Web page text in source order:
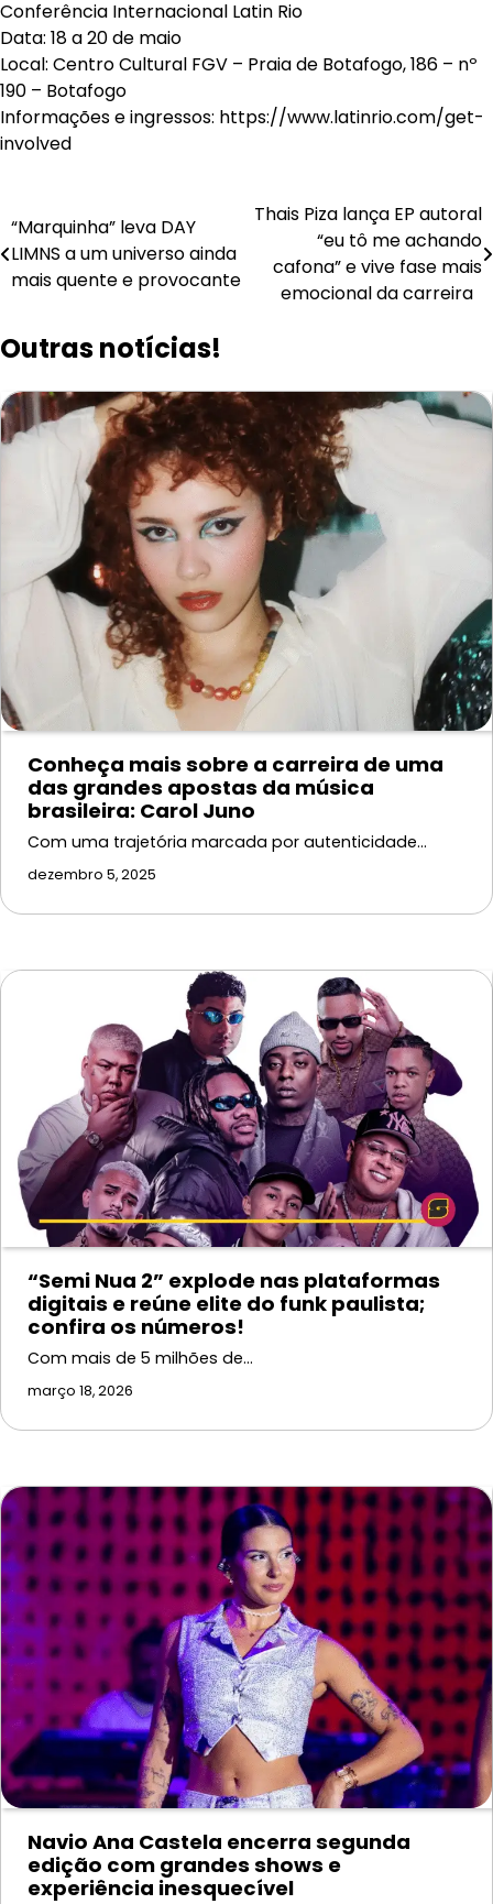
Conferência Internacional Latin Rio
Data: 18 a 20 de maio
Local: Centro Cultural FGV – Praia de Botafogo, 186 – nº
190 – Botafogo
Informações e ingressos: https://www.latinrio.com/get-
involved
Navegação
de
Post
“Marquinha” leva DAY
LIMNS a um universo ainda
mais quente e provocante
Thais Piza lança EP autoral
“eu tô me achando
cafona” e vive fase mais
emocional da carreira
Outras notícias!
Conheça mais sobre a carreira de uma
das grandes apostas da música
brasileira: Carol Juno
Com uma trajetória marcada por autenticidade…
dezembro 5, 2025
“Semi Nua 2” explode nas plataformas
digitais e reúne elite do funk paulista;
confira os números!
Com mais de 5 milhões de…
março 18, 2026
Navio Ana Castela encerra segunda
edição com grandes shows e
experiência inesquecível